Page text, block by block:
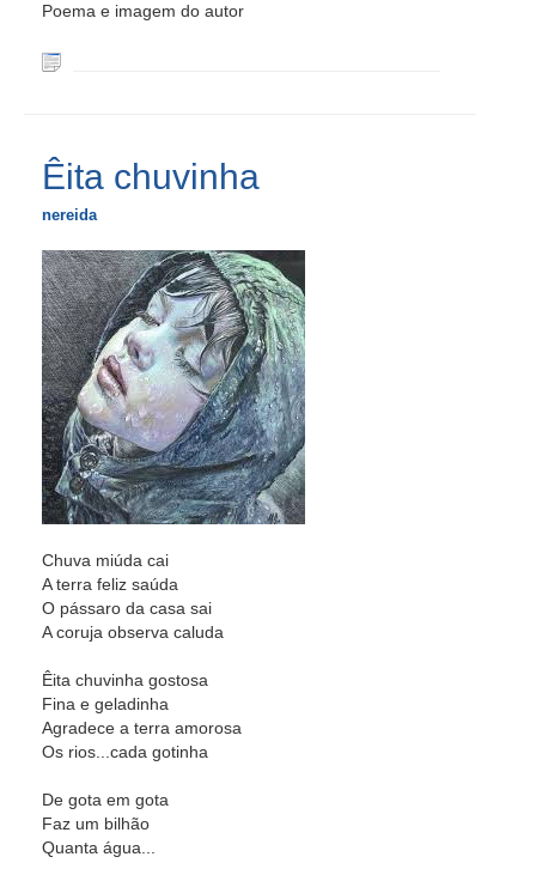
Poema e imagem do autor
Êita chuvinha
nereida
Chuva miúda cai
A terra feliz saúda
O pássaro da casa sai
A coruja observa caluda
Êita chuvinha gostosa
Fina e geladinha
Agradece a terra amorosa
Os rios...cada gotinha
De gota em gota
Faz um bilhão
Quanta água...